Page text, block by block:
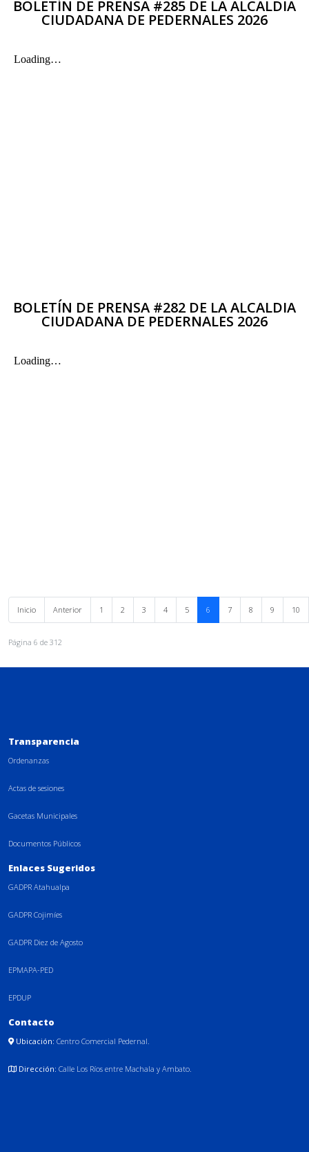
BOLETÍN DE PRENSA #285 DE LA ALCALDIA
CIUDADANA DE PEDERNALES 2026
BOLETÍN DE PRENSA #282 DE LA ALCALDIA
CIUDADANA DE PEDERNALES 2026
Inicio Anterior 1 2 3 4 5 6 7 8 9 10
Página 6 de 312
Transparencia
Ordenanzas
Actas de sesiones
Gacetas Municipales
Documentos Públicos
Enlaces Sugeridos
GADPR Atahualpa
GADPR Cojimíes
GADPR Diez de Agosto
EPMAPA-PED
EPDUP
Contacto
Ubicación: Centro Comercial Pedernal.
Dirección: Calle Los Ríos entre Machala y Ambato.